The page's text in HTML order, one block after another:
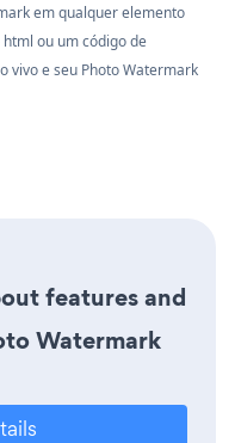
em qualquer elemento
ou um código de
vivo e seu Photo Watermark
features and
Watermark